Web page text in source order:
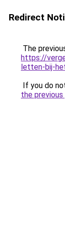
Redirect
The
https://
letten-bij-
If you do
the previous